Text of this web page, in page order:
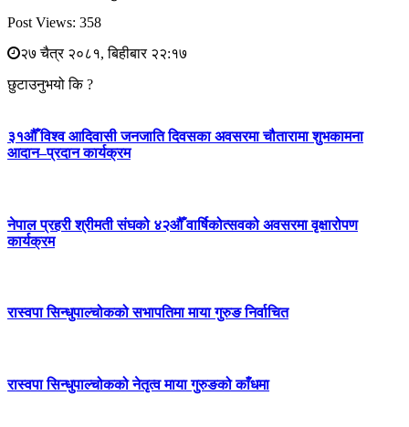
Post Views: 358
२७ चैत्र २०८१, बिहीबार २२:१७
छुटाउनुभयो कि ?
३१औँ विश्व आदिवासी जनजाति दिवसका अवसरमा चौतारामा शुभकामना
आदान–प्रदान कार्यक्रम
नेपाल प्रहरी श्रीमती संघको ४२औँ वार्षिकोत्सवको अवसरमा वृक्षारोपण
कार्यक्रम
रास्वपा सिन्धुपाल्चोकको सभापतिमा माया गुरुङ निर्वाचित
रास्वपा सिन्धुपाल्चोकको नेतृत्व माया गुरुङको काँधमा